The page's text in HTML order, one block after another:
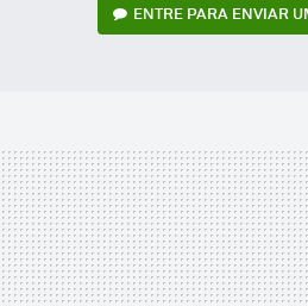
ENTRE PARA ENVIAR